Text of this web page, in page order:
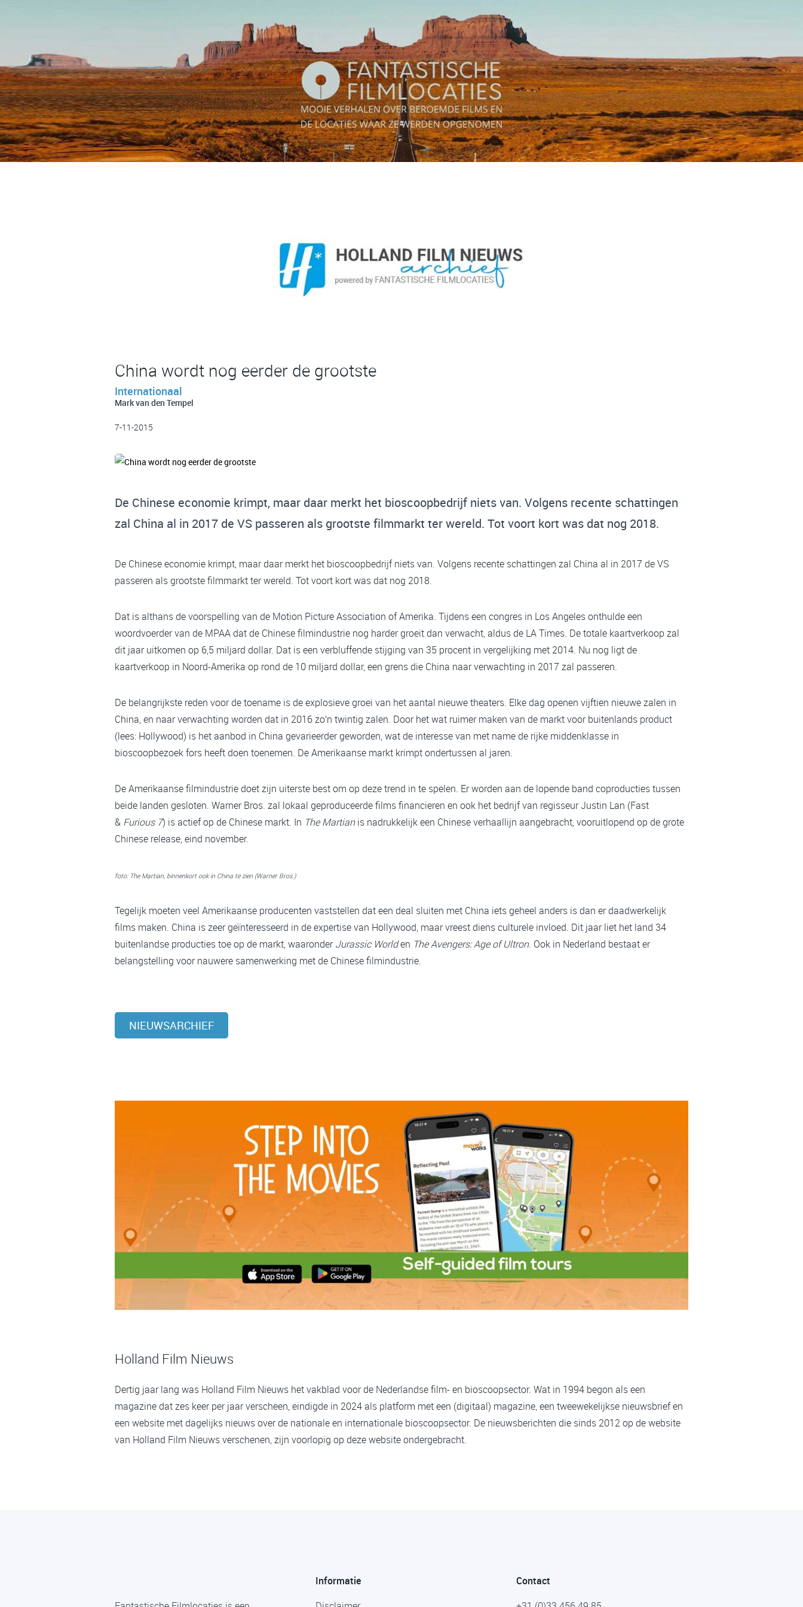
China wordt nog eerder de grootste
Internationaal
Mark van den Tempel
7-11-2015
De Chinese economie krimpt, maar daar merkt het bioscoopbedrijf niets van. Volgens recente schattingen
zal China al in 2017 de VS passeren als grootste filmmarkt ter wereld. Tot voort kort was dat nog 2018.
De Chinese economie krimpt, maar daar merkt het bioscoopbedrijf niets van. Volgens recente schattingen zal China al in 2017 de VS
passeren als grootste filmmarkt ter wereld. Tot voort kort was dat nog 2018.
Dat is althans de voorspelling van de Motion Picture Association of Amerika. Tijdens een congres in Los Angeles onthulde een
woordvoerder van de MPAA dat de Chinese filmindustrie nog harder groeit dan verwacht, aldus de LA Times. De totale kaartverkoop zal
dit jaar uitkomen op 6,5 miljard dollar. Dat is een verbluffende stijging van 35 procent in vergelijking met 2014. Nu nog ligt de
kaartverkoop in Noord-Amerika op rond de 10 miljard dollar, een grens die China naar verwachting in 2017 zal passeren.
De belangrijkste reden voor de toename is de explosieve groei van het aantal nieuwe theaters. Elke dag openen vijftien nieuwe zalen in
China, en naar verwachting worden dat in 2016 zo’n twintig zalen. Door het wat ruimer maken van de markt voor buitenlands product
(lees: Hollywood) is het aanbod in China gevarieerder geworden, wat de interesse van met name de rijke middenklasse in
bioscoopbezoek fors heeft doen toenemen. De Amerikaanse markt krimpt ondertussen al jaren.
De Amerikaanse filmindustrie doet zijn uiterste best om op deze trend in te spelen. Er worden aan de lopende band coproducties tussen
beide landen gesloten. Warner Bros. zal lokaal geproduceerde films financieren en ook het bedrijf van regisseur Justin Lan (Fast
& Furious 7) is actief op de Chinese markt. In The Martianis nadrukkelijk een Chinese verhaallijn aangebracht, vooruitlopend op de grote
Chinese release, eind november.
foto: The Martian, binnenkort ook in China te zien (Warner Bros.)
Tegelijk moeten veel Amerikaanse producenten vaststellen dat een deal sluiten met China iets geheel anders is dan er daadwerkelijk
films maken. China is zeer geïnteresseerd in de expertise van Hollywood, maar vreest diens culturele invloed. Dit jaar liet het land 34
buitenlandse producties toe op de markt, waaronderJurassic Worlden The Avengers: Age of Ultron. Ook in Nederland bestaat er
belangstelling voor nauwere samenwerking met de Chinese filmindustrie.
NIEUWSARCHIEF
Holland Film Nieuws
Dertig jaar lang was Holland Film Nieuws het vakblad voor de Nederlandse film- en bioscoopsector. Wat in 1994 begon als een
magazine dat zes keer per jaar verscheen, eindigde in 2024 als platform met een (digitaal) magazine, een tweewekelijkse nieuwsbrief en
een website met dagelijks nieuws over de nationale en internationale bioscoopsector. De nieuwsberichten die sinds 2012 op de website
van Holland Film Nieuws verschenen, zijn voorlopig op deze website ondergebracht.
Informatie
Contact